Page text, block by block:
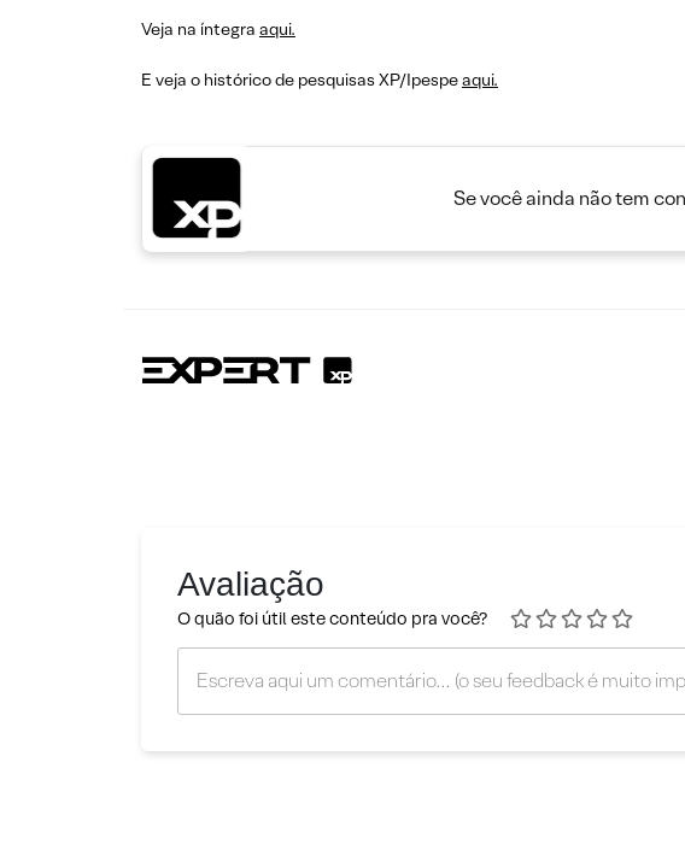
Veja na íntegra aqui.
E veja o histórico de pesquisas XP/Ipespeaqui.
Se você ainda não tem
Avaliação
O quão foi útil este conteúdo pra você?